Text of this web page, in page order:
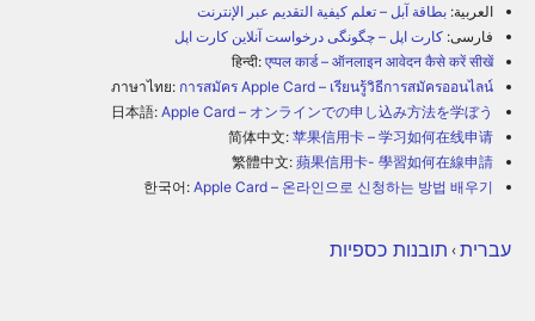
العربية: بطاقة آبل – تعلم كيفية التقديم عبر الإنترنت
فارسی: کارت اپل – چگونگی درخواست آنلاین کارت اپل
हिन्दी: एप्पल कार्ड – ऑनलाइन आवेदन कैसे करें सीखें
ภาษาไทย: การสมัคร Apple Card – เรียนรู้วิธีการสมัครออนไลน์
日本語: Apple Card – オンラインでの申し込み方法を学ぼう
简体中文: 苹果信用卡 – 学习如何在线申请
繁體中文: 蘋果信用卡- 學習如何在線申請
한국어: Apple Card – 온라인으로 신청하는 방법 배우기
עברית › תובנות כספיות